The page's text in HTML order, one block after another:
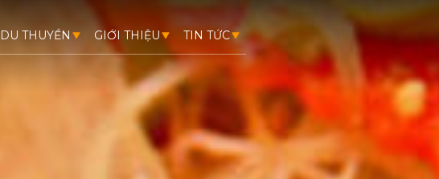
DU THUYỀN GIỚI THIỆU TIN TỨC